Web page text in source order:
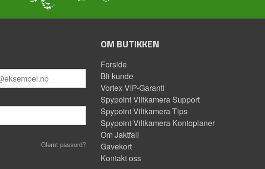
Glemt passord?
OM BUTIKKEN
Forside
Bli kunde
Vortex VIP-Garanti
Spypoint Viltkamera Support
Spypoint Viltkamera Tips
Spypoint Viltkamera Kontoplaner
Om Jaktfall
Gavekort
Kontakt oss